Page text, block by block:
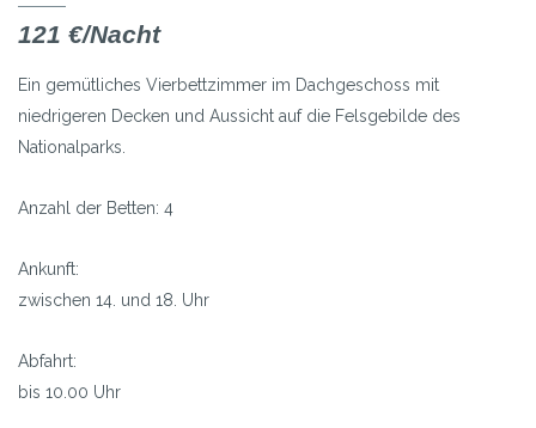
121 €/Nacht
Ein gemütliches Vierbettzimmer im Dachgeschoss mit
niedrigeren Decken und Aussicht auf die Felsgebilde des
Nationalparks.
Anzahl der Betten: 4
Ankunft:
zwischen 14. und 18. Uhr
Abfahrt:
bis 10.00 Uhr